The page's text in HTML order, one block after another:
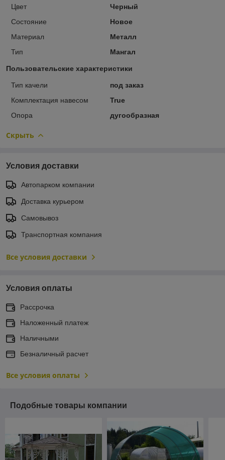
Цвет
Черный
Состояние
Новое
Материал
Металл
Тип
Мангал
Пользовательские характеристики
Тип качели
под заказ
Комплектация навесом
True
Опора
дугообразная
Скрыть
Условия доставки
Автопарком компании
Доставка курьером
Самовывоз
Транспортная компания
Все условия доставки
Условия оплаты
Рассрочка
Наложенный платеж
Наличными
Безналичный расчет
Все условия оплаты
Подобные товары компании